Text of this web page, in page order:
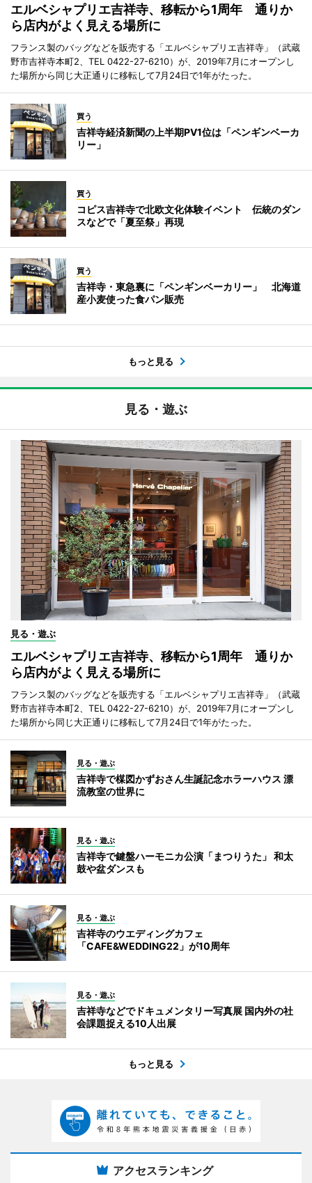
エルベシャプリエ吉祥寺、移転から1周年 通りか
ら店内がよく見える場所に
フランス製のバッグなどを販売する「エルベシャプリエ吉祥寺」（武蔵
野市吉祥寺本町2、TEL 0422-27-6210）が、2019年7月にオープンし
た場所から同じ大正通りに移転して7月24日で1年がたった。
買う
吉祥寺経済新聞の上半期PV1位は「ペンギンベーカ
リー」
買う
コピス吉祥寺で北欧文化体験イベント 伝統のダン
スなどで「夏至祭」再現
買う
吉祥寺・東急裏に「ペンギンベーカリー」 北海道
産小麦使った食パン販売
もっと見る
見る・遊ぶ
見る・遊ぶ
エルベシャプリエ吉祥寺、移転から1周年 通りか
ら店内がよく見える場所に
フランス製のバッグなどを販売する「エルベシャプリエ吉祥寺」（武蔵
野市吉祥寺本町2、TEL 0422-27-6210）が、2019年7月にオープンし
た場所から同じ大正通りに移転して7月24日で1年がたった。
見る・遊ぶ
吉祥寺で楳図かずおさん生誕記念ホラーハウス 漂
流教室の世界に
見る・遊ぶ
吉祥寺で鍵盤ハーモニカ公演「まつりうた」 和太
鼓や盆ダンスも
見る・遊ぶ
吉祥寺のウエディングカフェ
「CAFE&WEDDING22」が10周年
見る・遊ぶ
吉祥寺などでドキュメンタリー写真展 国内外の社
会課題捉える10人出展
もっと見る
アクセスランキング